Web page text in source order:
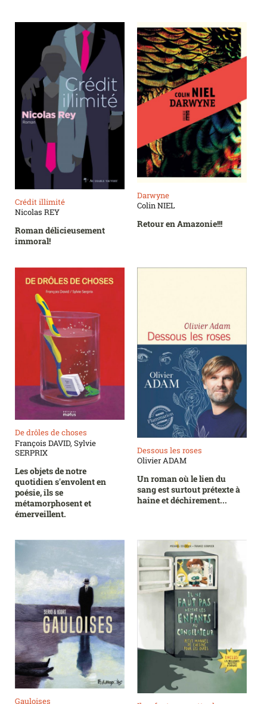
Crédit illimité
Nicolas REY
Roman délicieusement
immoral!
Darwyne
Colin NIEL
Retour en Amazonie!!!
De drôles de choses
François DAVID, Sylvie
SERPRIX
Les objets de notre
quotidien s'envolent en
poésie, ils se
métamorphosent et
émerveillent.
Dessous les roses
Olivier ADAM
Un roman où le lien du
sang est surtout prétexte à
haine et déchirement...
Gauloises